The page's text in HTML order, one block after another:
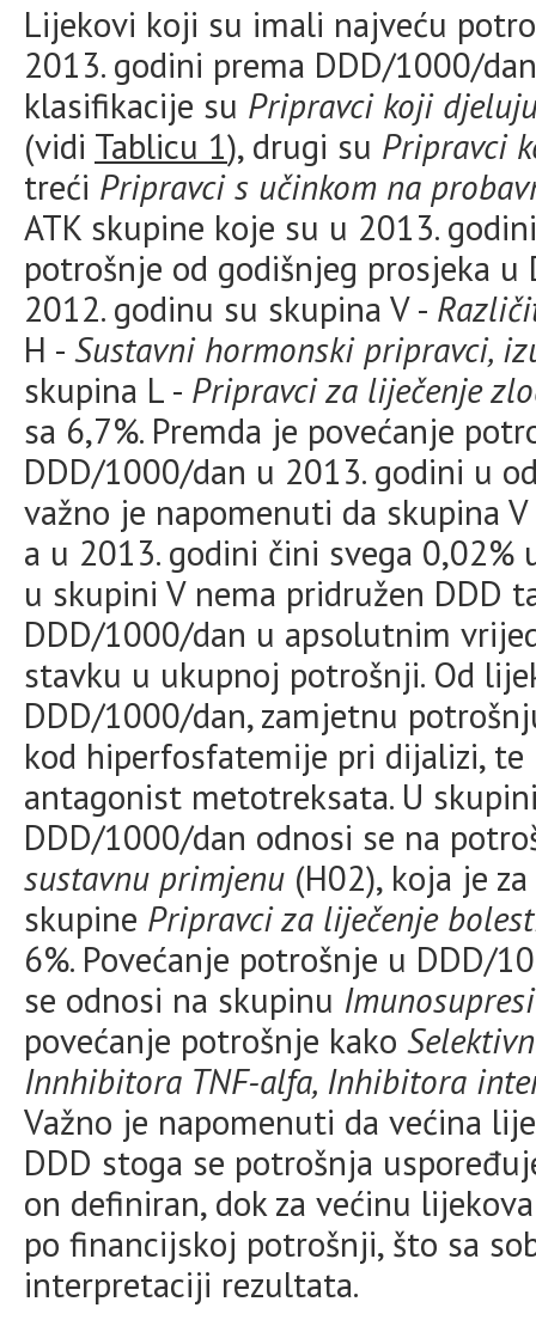
Lijekovi koji su imali najveću
2013. godini prema DDD/1000/
klasifikacije su Pripravci koji
(vidi Tablicu 1), drugi su Pripravci
treći Pripravci s učinkom na
ATK skupine koje su u 2013.
potrošnje od godišnjeg prosjeka
2012. godinu su skupina V -
H - Sustavni hormonski pripravci,
skupina L - Pripravci za liječenje
sa 6,7%. Premda je povećanje
DDD/1000/dan u 2013. godini u
važno je napomenuti da skupina
a u 2013. godini čini svega 0,02%
u skupini V nema pridružen DDD
DDD/1000/dan u apsolutnim
stavku u ukupnoj potrošnji. Od
DDD/1000/dan, zamjetnu
kod hiperfosfatemije pri dijalizi,
antagonist metotreksata. U
DDD/1000/dan odnosi se na
sustavnu primjenu (H02), koja je
skupine Pripravci za liječenje
6%. Povećanje potrošnje u DDD/
se odnosi na skupinu
povećanje potrošnje kako
Innhibitora TNF-alfa, Inhibitora
Važno je napomenuti da većina
DDD stoga se potrošnja
on definiran, dok za većinu
po financijskoj potrošnji, što sa
interpretaciji rezultata.